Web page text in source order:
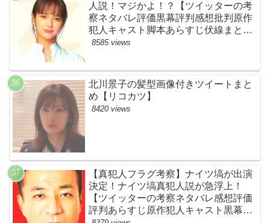
人説！マジかよ！？【ツイッターの考
察ネタバレ評価黒幕評判感想批判原作
犯人キャスト脚本あらすじ伏線まと
め・多部未華子】
8585 views
北川景子の髪型画像付きツイートまと
め【リコカツ】
8420 views
【真犯人フラグ考察】ナイツ塙が出演
決定！ナイツ塙真犯人説が急浮上！
【ツイッターの考察ネタバレ感想評価
評判あらすじ原作犯人キャスト黒幕伏